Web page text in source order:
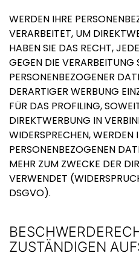
WERDEN IHRE
VERARBEITET, UM
HABEN SIE DAS RECHT,
GEGEN DIE VERARBEITUNG
PERSONENBEZOGENER
DERARTIGER WERBUNG
FÜR DAS PROFILING,
DIREKTWERBUNG IN
WIDERSPRECHEN, WERDEN
PERSONENBEZOGENEN
MEHR ZUM ZWECKE DER
VERWENDET
DSGVO).
ZUSTÄNDIGEN